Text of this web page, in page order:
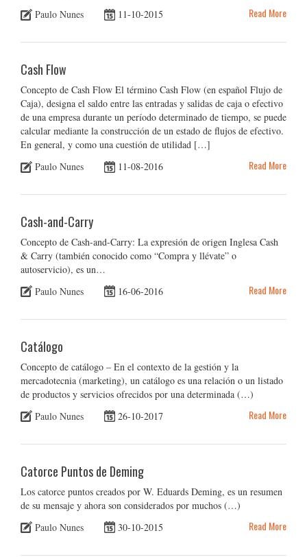
Paulo Nunes
11-10-2015 Read More
Cash Flow
Concepto de Cash Flow El término Cash Flow (en español Flujo de
Caja), designa el saldo entre las entradas y salidas de caja o efectivo
de una empresa durante un período determinado de tiempo, se puede
calcular mediante la construcción de un estado de flujos de efectivo.
En general, y como una cuestión de utilidad […]
Paulo Nunes
11-08-2016 Read More
Cash-and-Carry
Concepto de Cash-and-Carry: La expresión de origen Inglesa Cash
& Carry (también conocido como “Compra y llévate” o
autoservicio), es un…
Paulo Nunes
16-06-2016 Read More
Catálogo
Concepto de catálogo – En el contexto de la gestión y la
mercadotecnia (marketing), un catálogo es una relación o un listado
de productos y servicios ofrecidos por una determinada (…)
Paulo Nunes
26-10-2017 Read More
Catorce Puntos de Deming
Los catorce puntos creados por W. Eduards Deming, es un resumen
de su mensaje y ahora son considerados por muchos (…)
Paulo Nunes
30-10-2015 Read More